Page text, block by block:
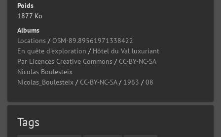
Poids
1877 Ko
Albums
Locations / OSM-89.89561971338422
En quête d'exploration / Hôtel du Val luxuriant
Par Licences Creative Commons / CC-BY-NC-SA
Nicolas Boulesteix
Nicolas_Boulesteix / CC-BY-NC-SA/ 1963 /08
Tags